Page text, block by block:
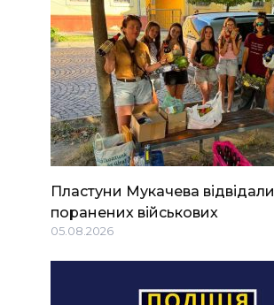
Пластуни Мукачева відвідали
поранених військових
05.08.2026